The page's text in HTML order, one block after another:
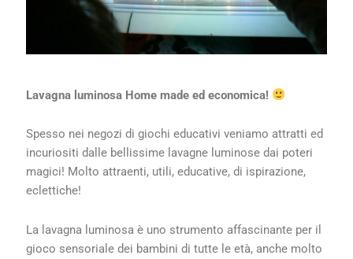
Lavagna luminosa Home made ed economica!
Spesso nei negozi di giochi educativi veniamo attratti ed
incuriositi dalle bellissime lavagne luminose dai poteri
magici! Molto attraenti, utili, educative, di ispirazione,
eclettiche!
La lavagna luminosa è uno strumento affascinante per il
gioco sensoriale dei bambini di tutte le età, anche molto